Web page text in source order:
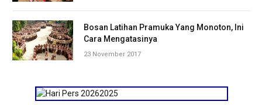
Bosan Latihan Pramuka Yang Monoton, Ini
Cara Mengatasinya
23 November 2017